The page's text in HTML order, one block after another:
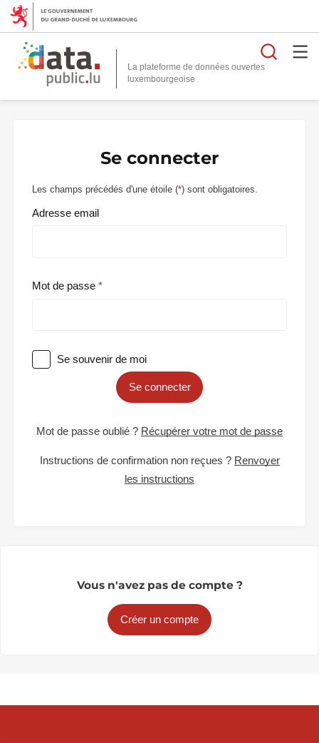
La plateforme de données ouvertes
Se connecter
Les champs précédés d'une étoile (*) sont obligatoires.
Adresse email
Mot de passe
Se souvenir de moi
Se connecter
Mot de passe oublié ? Récupérer votre mot de passe
Instructions de confirmation non reçues ? Renvoyer
les instructions
Vous n'avez pas de compte ?
Créer un compte